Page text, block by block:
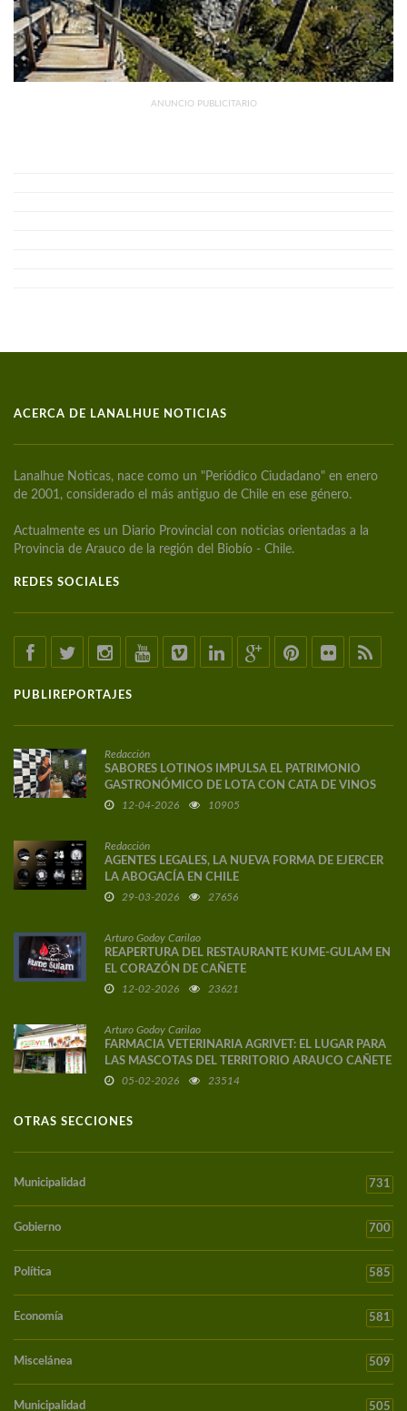
ANUNCIO PUBLICITARIO
ACERCA DE LANALHUE NOTICIAS
Lanalhue Noticas, nace como un "Periódico Ciudadano" en enero
de 2001, considerado el más antiguo de Chile en ese género.
Actualmente es un Diario Provincial con noticias orientadas a la
Provincia de Arauco de la región del Biobío - Chile.
REDES SOCIALES
PUBLIREPORTAJES
Redacción
SABORES LOTINOS IMPULSA EL PATRIMONIO
GASTRONÓMICO DE LOTA CON CATA DE VINOS
DE AUTOR
12-04-2026 10905
Redacción
AGENTES LEGALES, LA NUEVA FORMA DE EJERCER
LA ABOGACÍA EN CHILE
29-03-2026 27656
Arturo Godoy Carilao
REAPERTURA DEL RESTAURANTE KUME-GULAM EN
EL CORAZÓN DE CAÑETE
12-02-2026 23621
Arturo Godoy Carilao
FARMACIA VETERINARIA AGRIVET: EL LUGAR PARA
LAS MASCOTAS DEL TERRITORIO ARAUCO CAÑETE
05-02-2026 23514
OTRAS SECCIONES
Municipalidad 731
Gobierno 700
Política 585
Economía 581
Miscelánea 509
Municipalidad 505